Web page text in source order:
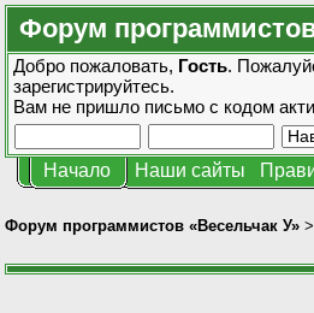
Форум
Добро пожаловать, Гость.
зарегистрируйтесь.
Вам не пришло письмо с кодом
Начало Наши сайты
Форум программистов «Весельчак У» >